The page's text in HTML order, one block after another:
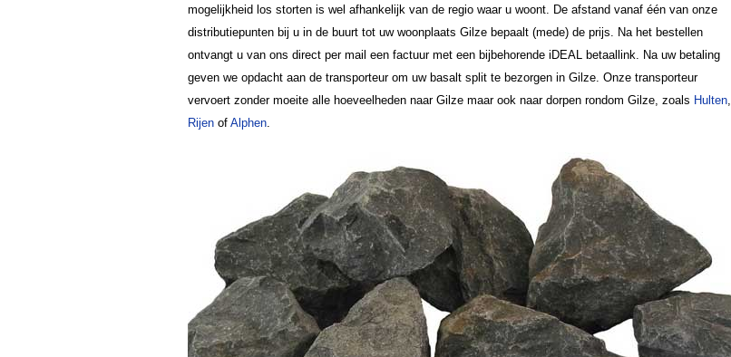
mogelijkheid los storten is wel afhankelijk van de regio waar u woont. De afstand vanaf één van onze
distributiepunten bij u in de buurt tot uw woonplaats Gilze bepaalt (mede) de prijs. Na het bestellen
ontvangt u van ons direct per mail een factuur met een bijbehorende iDEAL betaallink. Na uw betaling
geven we opdacht aan de transporteur om uw basalt split te bezorgen in Gilze. Onze transporteur
vervoert zonder moeite alle hoeveelheden naar Gilze maar ook naar dorpen rondom Gilze, zoals Hulten,
Rijen of Alphen.